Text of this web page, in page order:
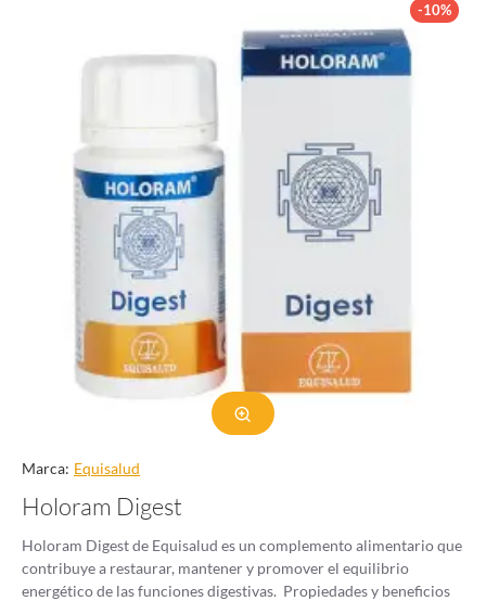
-10%
Marca: Equisalud
Holoram Digest
Holoram Digest de Equisalud es un complemento alimentario que
contribuye a restaurar, mantener y promover el equilibrio
energético de las funciones digestivas. Propiedades y beneficios